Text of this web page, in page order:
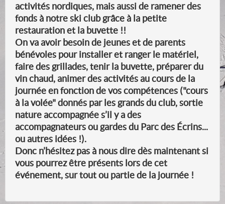
activités nordiques, mais aussi de ramener des
fonds à notre ski club grâce à la petite
restauration et la buvette !!
On va avoir besoin de jeunes et de parents
bénévoles pour installer et ranger le matériel,
faire des grillades, tenir la buvette, préparer du
vin chaud, animer des activités au cours de la
journée en fonction de vos compétences ("cours
à la volée" donnés par les grands du club, sortie
nature accompagnée s’il y a des
accompagnateurs ou gardes du Parc des Écrins...
ou autres idées !).
Donc n’hésitez pas à nous dire dès maintenant si
vous pourrez être présents lors de cet
événement, sur tout ou partie de la journée !